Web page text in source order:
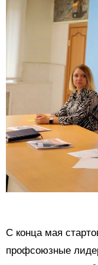
С конца мая
профсоюзные